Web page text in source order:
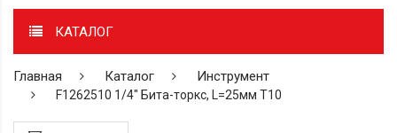
КАТАЛОГ
Главная Каталог Инструмент
F1262510 1/4" Бита-торкс, L=25мм Т10